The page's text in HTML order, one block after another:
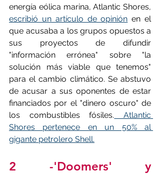
escribió un artículo de opinión en el
que acusaba a los grupos opuestos a
sus proyectos de difundir
"información errónea" sobre "la
solución más viable que tenemos"
para el cambio climático. Se abstuvo
de acusar a sus oponentes de estar
financiados por el "dinero oscuro" de
los combustibles fósiles. Atlantic
Shores pertenece en un 50% al
gigante petrolero Shell.
2 -'Doomers' y